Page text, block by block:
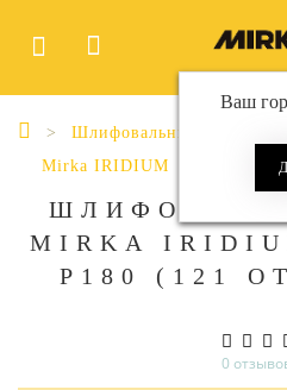
Ваш
Шлифовальные материалы
Mirka IRIDIUM
Iridium Ø
MIRKA
P180 (121
0